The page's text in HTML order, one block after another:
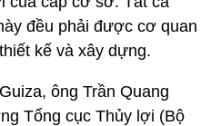
đều phải được cơ quan
kế và xây dựng.
ông Trần Quang
Tổng cục Thủy lợi (Bộ